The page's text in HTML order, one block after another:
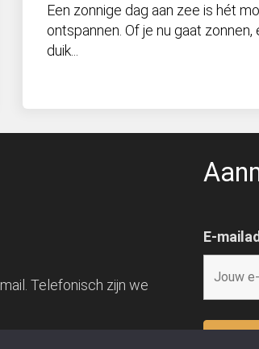
Een zonnige dag aan zee is hét
ontspannen. Of je nu gaat zonnen,
duik...
Telefonisch zijn we
E-